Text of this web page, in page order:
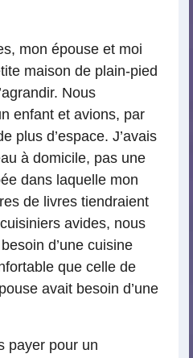
mon épouse et moi
maison de plain-pied
Nous
enfant et avions, par
plus d’espace. J’avais
à domicile, pas une
dans laquelle mon
de livres tiendraient
avides, nous
d’une cuisine
que celle de
avait besoin d’une
payer pour un